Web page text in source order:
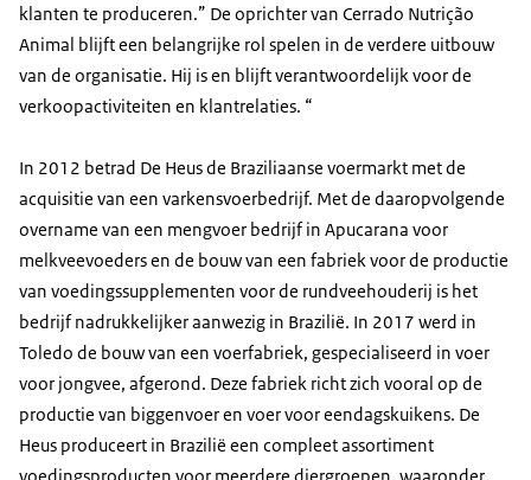
klanten te produceren.” De oprichter van Cerrado Nutrição
Animal blijft een belangrijke rol spelen in de verdere uitbouw
van de organisatie. Hij is en blijft verantwoordelijk voor de
verkoopactiviteiten en klantrelaties. “
In 2012 betrad De Heus de Braziliaanse voermarkt met de
acquisitie van een varkensvoerbedrijf. Met de daaropvolgende
overname van een mengvoer bedrijf in Apucarana voor
melkveevoeders en de bouw van een fabriek voor de productie
van voedingssupplementen voor de rundveehouderij is het
bedrijf nadrukkelijker aanwezig in Brazilië. In 2017 werd in
Toledo de bouw van een voerfabriek, gespecialiseerd in voer
voor jongvee, afgerond. Deze fabriek richt zich vooral op de
productie van biggenvoer en voer voor eendagskuikens. De
Heus produceert in Brazilië een compleet assortiment
voedingsproducten voor meerdere diergroepen, waaronder